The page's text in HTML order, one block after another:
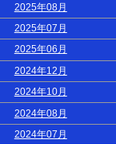
2025年08月
2025年07月
2025年06月
2024年12月
2024年10月
2024年08月
2024年07月